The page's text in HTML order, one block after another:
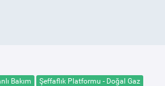
Bakım
Şeffaflık Platformu - Doğal Gaz